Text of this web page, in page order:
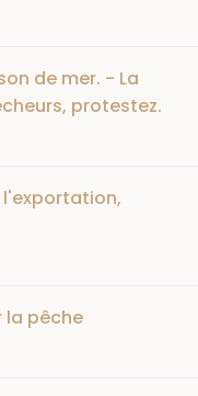
de mer. - La
protestez.
l'exportation,
la pêche